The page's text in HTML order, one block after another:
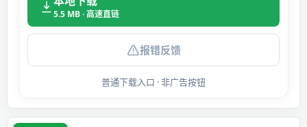
5.5 MB · 高速直链
报错反馈
普通下载入口 · 非广告按钮